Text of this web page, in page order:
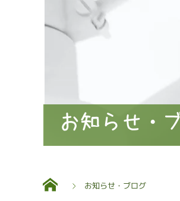
お知らせ・
お知らせ・ブログ